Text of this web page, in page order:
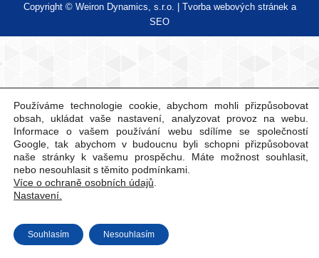
Copyright © Weiron Dynamics, s.r.o. | Tvorba webových stránek a
SEO
Používáme technologie cookie, abychom mohli přizpůsobovat
obsah, ukládat vaše nastavení, analyzovat provoz na webu.
Informace o vašem používání webu sdílíme se společností
Google, tak abychom v budoucnu byli schopni přizpůsobovat
naše stránky k vašemu prospěchu. Máte možnost souhlasit,
nebo nesouhlasit s těmito podmínkami.
Více o ochraně osobních údajů
Nastavení.
Souhlasím Nesouhlasím